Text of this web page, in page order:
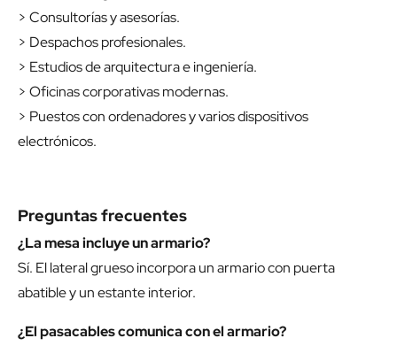
> Consultorías y asesorías.
> Despachos profesionales.
> Estudios de arquitectura e ingeniería.
> Oficinas corporativas modernas.
> Puestos con ordenadores y varios dispositivos
electrónicos.
Preguntas frecuentes
¿La mesa incluye un armario?
Sí. El lateral grueso incorpora un armario con puerta
abatible y un estante interior.
¿El pasacables comunica con el armario?